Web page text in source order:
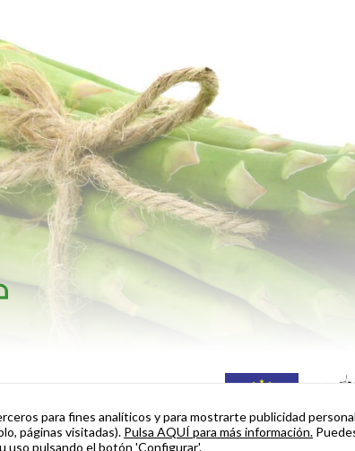
para fines analíticos y para mostrarte publicidad
páginas visitadas). Pulsa AQUÍ para más información.
uso pulsando el botón 'Configurar'.